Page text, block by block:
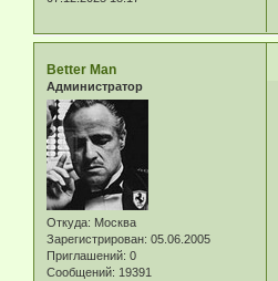
Better Man
Администратор
Откуда: Москва
Зарегистрирован: 05.06.2005
Приглашений: 0
Сообщений: 19391